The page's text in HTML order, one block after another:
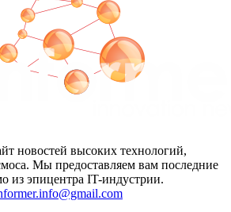
новостей высоких технологий,
Мы предоставляем вам последние
из эпицентра IT-индустрии.